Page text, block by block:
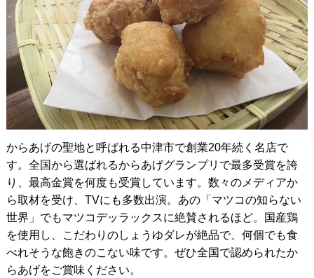
からあげの聖地と呼ばれる中津市で創業20年続く名店で
す。全国から選ばれるからあげグランプリで最多受賞を誇
り、最高金賞を何度も受賞しています。数々のメディアか
ら取材を受け、TVにも多数出演。あの「マツコの知らない
世界」でもマツコデッラックスに絶賛されるほど。国産鶏
を使用し、こだわりのしょうゆダレが絶品で、何個でも食
べれそうな飽きのこない味です。ぜひ全国で認められたか
らあげをご賞味ください。